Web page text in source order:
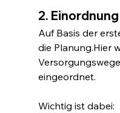
2.
Auf Basis der
die Planung.Hier
eingeordnet.
Wichtig ist dabei: